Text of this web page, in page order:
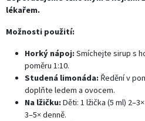
lékařem.
Možnosti použití:
Horký nápoj:Smíchejte sirup s
poměru 1:10.
Studená limonáda: Ředění v
doplňte ledem a ovocem.
Na lžičku:Děti: 1 lžička (5 ml)
3–5× denně.